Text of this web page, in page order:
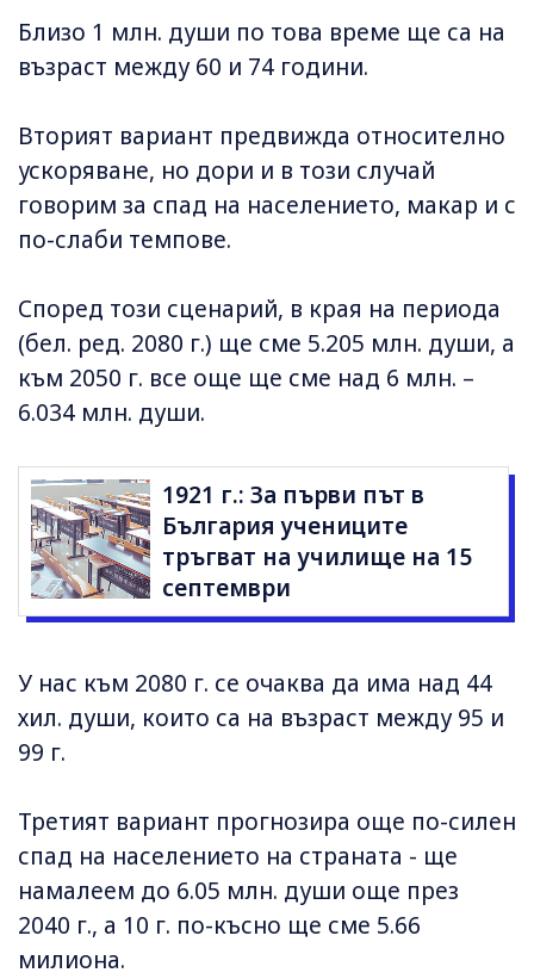
Близо 1 млн. души по това време ще са на
възраст между 60 и 74 години.
Вторият вариант предвижда относително
ускоряване, но дори и в този случай
говорим за спад на населението, макар и с
по-слаби темпове.
Според този сценарий, в края на периода
(бел. ред. 2080 г.) ще сме 5.205 млн. души, а
към 2050 г. все още ще сме над 6 млн. –
6.034 млн. души.
1921 г.: За първи път в
България учениците
тръгват на училище на 15
септември
У нас към 2080 г. се очаква да има над 44
хил. души, които са на възраст между 95 и
99 г.
Третият вариант прогнозира още по-силен
спад на населението на страната - ще
намалеем до 6.05 млн. души още през
2040 г., а 10 г. по-късно ще сме 5.66
милиона.